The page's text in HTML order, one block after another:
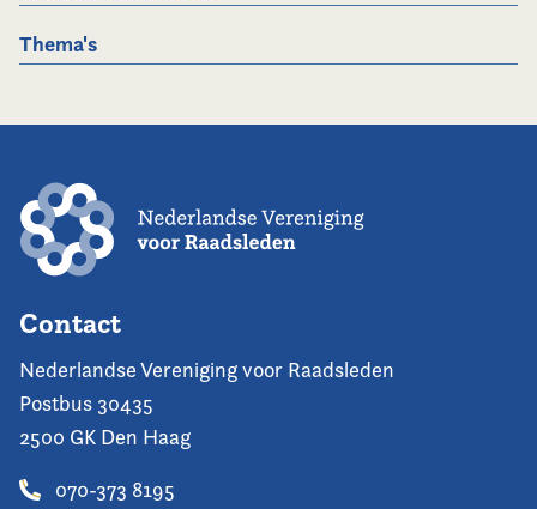
Thema's
Contact
Nederlandse Vereniging voor Raadsleden
Postbus 30435
2500 GK Den Haag
070-373 8195